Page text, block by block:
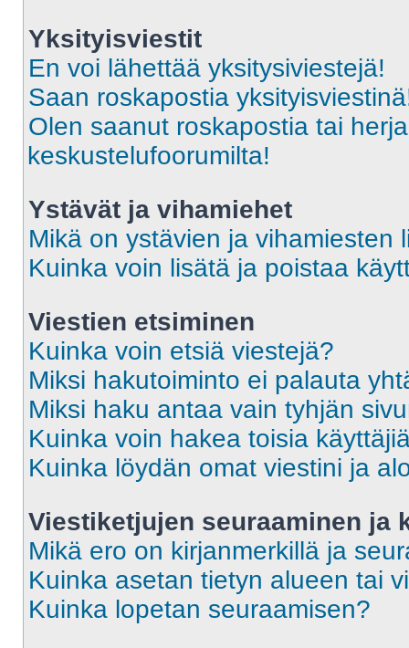
Yksityisviestit
En voi lähettää yksitysiviestejä!
Saan roskapostia
Olen saanut roskapostia tai
keskustelufoorumilta!
Ystävät ja vihamiehet
Mikä on ystävien ja vihamiesten
Kuinka voin lisätä ja poistaa
Viestien etsiminen
Kuinka voin etsiä viestejä?
Miksi hakutoiminto ei palauta
Miksi haku antaa vain tyhjän
Kuinka voin hakea toisia
Kuinka löydän omat viestini ja
Viestiketjujen seuraaminen ja
Mikä ero on kirjanmerkillä ja
Kuinka asetan tietyn alueen tai
Kuinka lopetan seuraamisen?